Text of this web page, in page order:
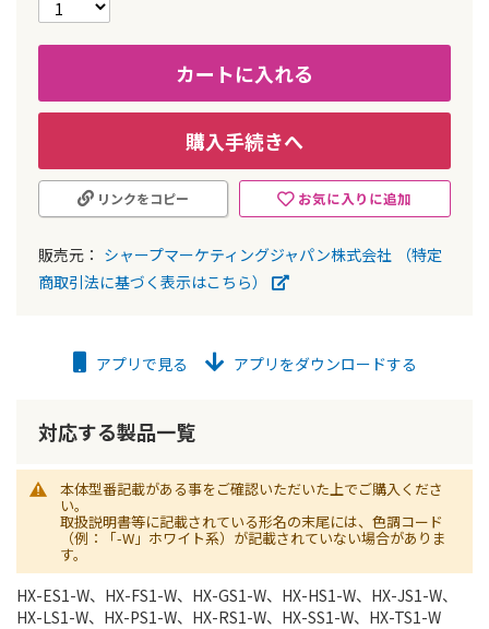
カートに入れる
購入手続きへ
お気に入りに追加
リンクをコピー
販売元： シャープマーケティングジャパン株式会社
（特定
商取引法に基づく表示はこちら）
アプリで見る アプリをダウンロードする
対応する製品一覧
本体型番記載がある事をご確認いただいた上でご購入くださ
い。
取扱説明書等に記載されている形名の末尾には、色調コード
（例：「-W」ホワイト系）が記載されていない場合がありま
す。
HX-ES1-W、HX-FS1-W、HX-GS1-W、HX-HS1-W、HX-JS1-W、
HX-LS1-W、HX-PS1-W、HX-RS1-W、HX-SS1-W、HX-TS1-W